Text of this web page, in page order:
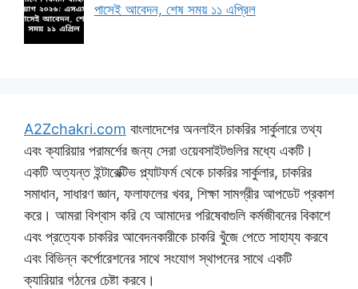
পাসেই আবেদন, শেষ সময় ১১ এপ্রিল
A2Zchakri.com বাংলাদেশের অনলাইন চাকরির সার্কুলারে তথ্য
এবং ক্যারিয়ার পরামর্শের জন্য সেরা ওয়েবসাইটগুলির মধ্যে একটি।
একটি অত্যন্ত ইন্টারেক্টিভ প্ল্যাটফর্ম থেকে চাকরির সার্কুলার, চাকরির
সমাধান, সাধারণ জ্ঞান, ফলাফলের খবর, শিক্ষা সামগ্রীর আপডেট প্রকাশ
করে। আমরা বিশ্বাস করি যে আমাদের পরিষেবাগুলি কর্মজীবনের বিকাশে
এবং প্রত্যেক চাকরির আবেদনকারীকে চাকরি খুঁজে পেতে সাহায্য করবে
এবং বিভিন্ন কর্পোরেশনের সাথে সংযোগ স্থাপনের সাথে একটি
ক্যারিয়ার গঠনের চেষ্টা করবে।